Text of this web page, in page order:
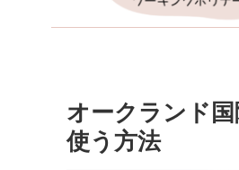
オークランド
使う方法